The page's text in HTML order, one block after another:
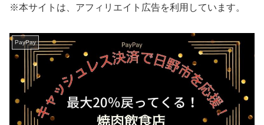
※本サイトは、アフィリエイト広告を利用しています。
PayPay